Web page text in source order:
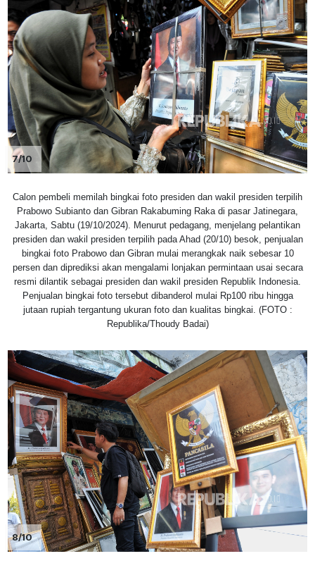
7/10
Calon pembeli memilah bingkai foto presiden dan wakil presiden terpilih
Prabowo Subianto dan Gibran Rakabuming Raka di pasar Jatinegara,
Jakarta, Sabtu (19/10/2024). Menurut pedagang, menjelang pelantikan
presiden dan wakil presiden terpilih pada Ahad (20/10) besok, penjualan
bingkai foto Prabowo dan Gibran mulai merangkak naik sebesar 10
persen dan diprediksi akan mengalami lonjakan permintaan usai secara
resmi dilantik sebagai presiden dan wakil presiden Republik Indonesia.
Penjualan bingkai foto tersebut dibanderol mulai Rp100 ribu hingga
jutaan rupiah tergantung ukuran foto dan kualitas bingkai. (FOTO :
Republika/Thoudy Badai)
8/10